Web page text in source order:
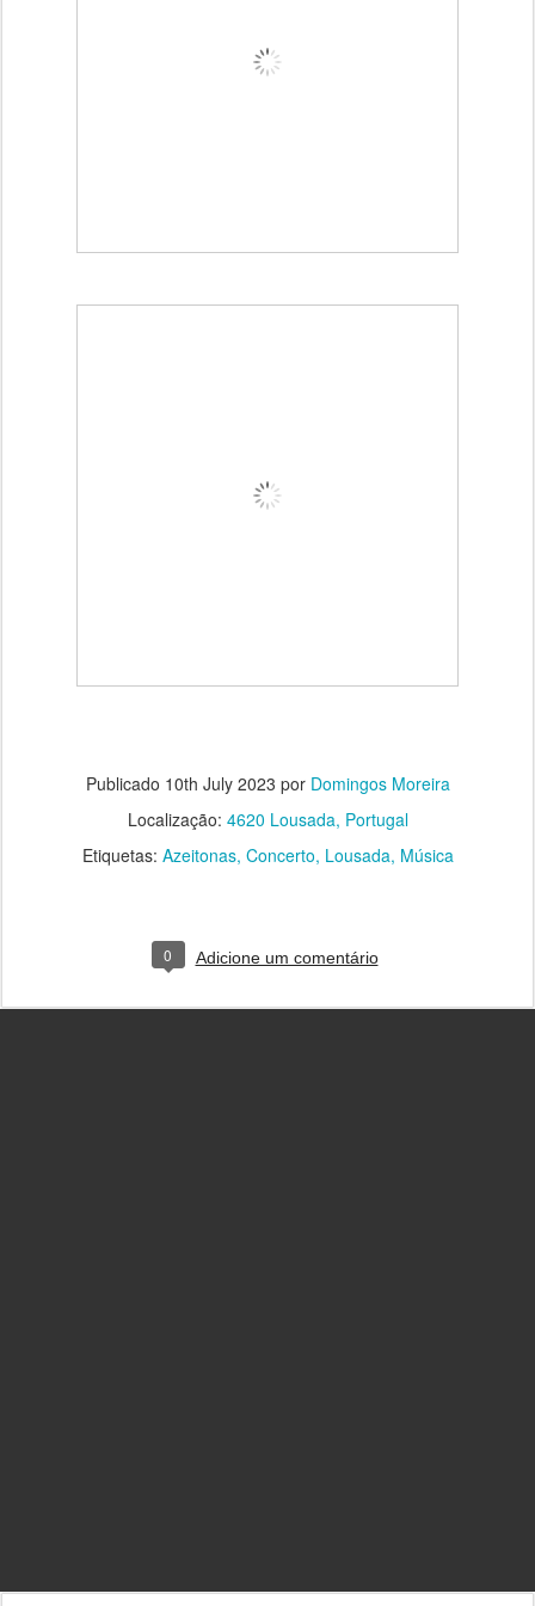
Publicado 10th July 2023 por Domingos Moreira
Localização: 4620 Lousada, Portugal
Etiquetas: Azeitonas Concerto Lousada Música
0 Adicione um comentário